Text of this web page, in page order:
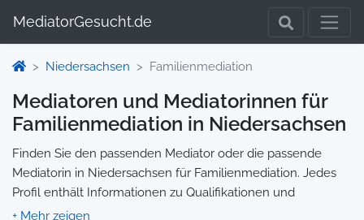
MediatorGesucht.de
Niedersachsen Familienmediation
Mediatoren und Mediatorinnen für
Familienmediation in Niedersachsen
Finden Sie den passenden Mediator oder die passende
Mediatorin in Niedersachsen für Familienmediation. Jedes
Profil enthält Informationen zu Qualifikationen und
Spezialisierungen, sodass Sie gezielt die richtige Person für